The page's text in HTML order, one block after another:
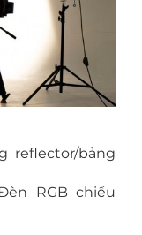
reflector/bảng
RGB chiếu